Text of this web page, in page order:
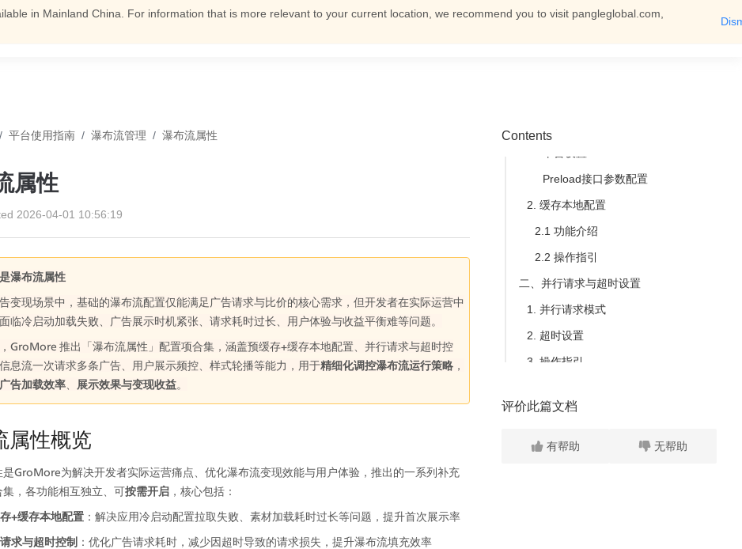
in Mainland China. For information that is more relevant to your current location, we recommend you to visit pangleglobal.com,
/ 平台使用指南 / 瀑布流管理 / 瀑布流属性
属性
2026-04-01 10:56:19
瀑布流属性
变现场景中，基础的瀑布流配置仅能满足广告请求与比价的核心需求，但开发者在实际运营中
临冷启动加载失败、广告展示时机紧张、请求耗时过长、用户体验与收益平衡难等问题。
GroMore 推出「瀑布流属性」配置项合集，涵盖预缓存+缓存本地配置、并行请求与超时控
息流一次请求多条广告、用户展示频控、样式轮播等能力，用于精细化调控瀑布流运行策略 ，
告加载效率
展示效果与变现收益。
属性概览
是GroMore为解决开发者实际运营痛点、优化瀑布流变现效能与用户体验，推出的一系列补充
，各功能相互独立、可按需开启 ，核心包括：
+缓存本地配置：解决应用冷启动配置拉取失败、素材加载耗时过长等问题，提升首次展示率
求与超时控制：优化广告请求耗时，减少因超时导致的请求损失，提升瀑布流填充效率
Contents
一、预缓存+缓存本地配置
Preload接口参数配置
2. 缓存本地配置
2.1 功能介绍
2.2 操作指引
二、并行请求与超时设置
1. 并行请求模式
2. 超时设置
3. 操作指引
1. 功能介绍
2. 操作指引
评价此篇文档
有帮助 无帮助